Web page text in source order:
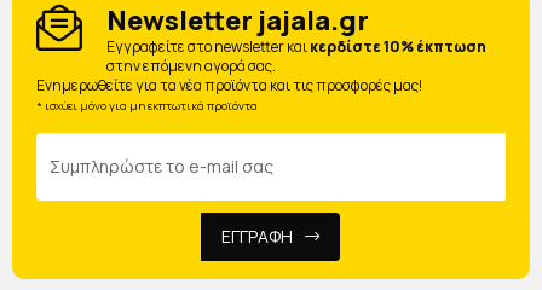
Newsletter jajala.gr
Eγγραφείτε στο newsletter καικερδίστε 10% έκπτωση
στην επόμενη αγορά σας.
Ενημερωθείτε για τα νέα προϊόντα και τις προσφορές μας!
* ισχύει μόνο για μη εκπτωτικά προϊόντα
ΕΓΓΡΑΦΗ